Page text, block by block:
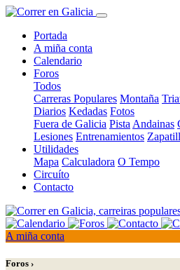
Portada
A miña conta
Calendario
Foros
Todos
Carreras Populares Montaña
Diarios Kedadas Fotos
Fuera de Galicia Pista Andainas
Lesiones Entrenamientos
Utilidades
Mapa Calculadora O Tempo
Circuíto
Contacto
A miña conta
Foros ›